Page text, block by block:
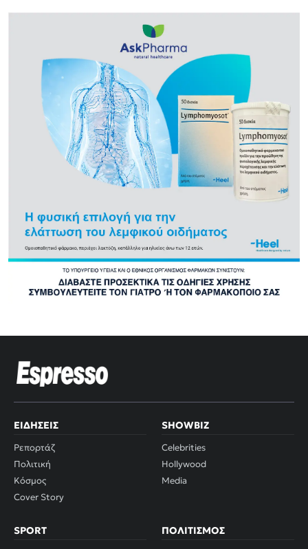
ΕΙΔΉΣΕΙΣ
Ρεπορτάζ
Πολιτική
Κόσμος
Cover Story
SHOWBIZ
Celebrities
Hollywood
Media
SPORT ΠΟΛΙΤΙΣΜΌΣ